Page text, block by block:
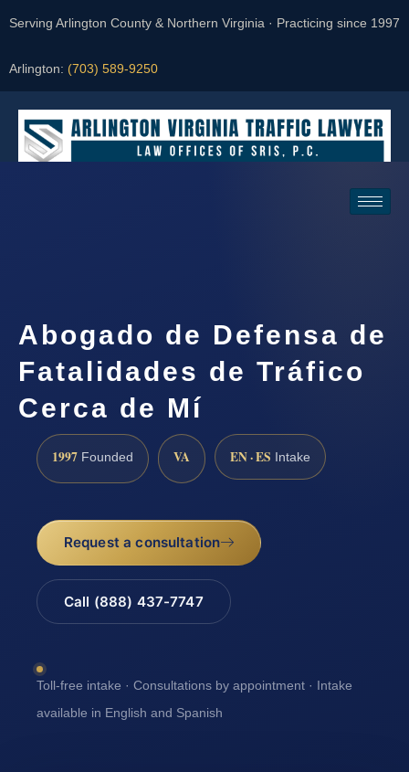
Serving Arlington County & Northern Virginia · Practicing since 1997
Arlington: (703) 589-9250
Abogado de Defensa de
Fatalidades de Tráfico
Cerca de Mí
1997 Founded VA EN · ES Intake
Request a consultation
Call (888) 437-7747
Toll-free intake · Consultations by appointment · Intake
available in English and Spanish